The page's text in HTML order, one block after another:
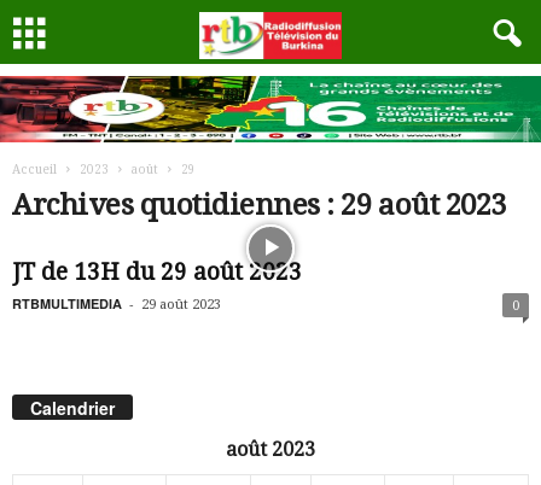
Accueil 2023 août 29
Archives quotidiennes : 29 août 2023
JT de 13H du 29 août 2023
RTBMULTIMEDIA - 29 août 2023 0
Calendrier
août 2023